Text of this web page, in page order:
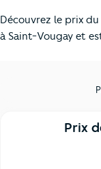
Découvrez le prix
à Saint-Vougay et
Prix